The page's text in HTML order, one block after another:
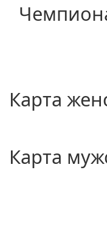
Карта
Карта